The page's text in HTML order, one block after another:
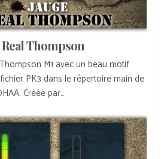
Real Thompson
M1 avec un beau motif
PK3 dans le répertoire main de
Créée par…